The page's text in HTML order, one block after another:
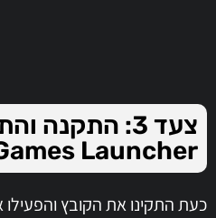
Launcher
כעת התקינו את הקובץ